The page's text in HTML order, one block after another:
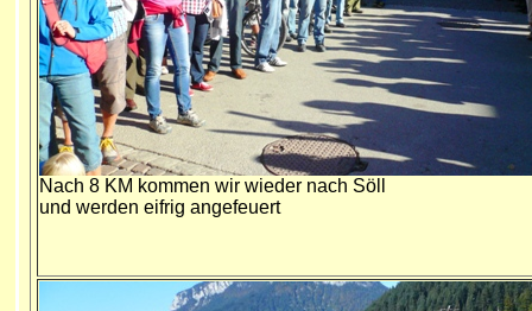
Nach 8 KM kommen wir wieder nach Söll
und werden eifrig angefeuert